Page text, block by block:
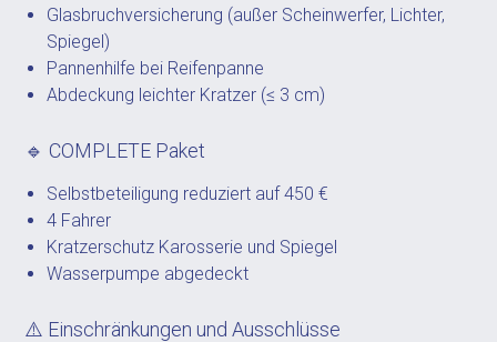
Glasbruchversicherung (außer Scheinwerfer, Lichter,
Spiegel)
Pannenhilfe bei Reifenpanne
Abdeckung leichter Kratzer (≤ 3 cm)
🔹 COMPLETE Paket
Selbstbeteiligung reduziert auf 450 €
4 Fahrer
Kratzerschutz Karosserie und Spiegel
Wasserpumpe abgedeckt
⚠️ Einschränkungen und Ausschlüsse